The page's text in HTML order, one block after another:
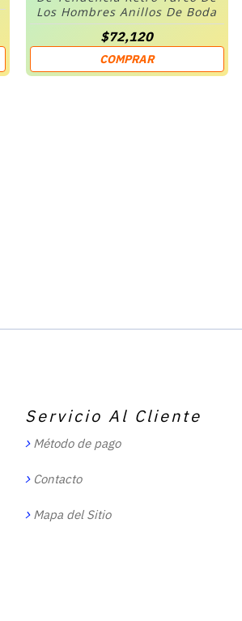
Los Hombres Anillos De Boda
$72,120
COMPRAR
Servicio Al Cliente
Método de pago
Contacto
Mapa del Sitio